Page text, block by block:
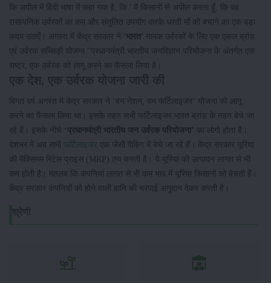
कि अपील में हिंदी भाषा में कहा गया है, कि ' मैं किसानों से अपील करता हूँ, कि वह
रासायनिक उर्वरकों का कम और संतुलित उपयोग करके धरती माँ को बचाने का एक बड़ा
कदम उठाऐं। अगस्त में केंद्र सरकार ने
'भारत' नामक उर्वरकों के लिए एक एकल ब्रांड
एवं उर्वरक सब्सिड़ी योजना "प्रधानमंत्री भारतीय जनविज्ञान परियोजना के अंतर्गत एक
राष्ट्र, एक उर्वरक को लागू करने का फैसला लिया है।
विगत वर्ष अगस्त में केंद्र सरकार ने ‘वन नेशन, वन फर्टिलाइजर’ योजना को लागू
करने का फैसला लिया था। इसके तहत सभी फर्टिलाइजर भारत ब्रांड के तहत बेचे जा
रहे हैं। इसके नीचे
‘प्रधानमंत्री भारतीय जन उर्वरक परियोजना’
का लोगो होता है।
देशभर में अब सभी
फर्टिलाइजर एक जैसी पैकिंग में बेचे जा रहे हैं। केंद्र सरकार यूरिया
की मैक्सिमम रिटेल प्राइस (MRP) तय करती है। ये यूरिया की उत्पादन लागत से भी
कम होती है। मतलब कि कंपनियां लागत से भी कम भाव में यूरिया किसानों को बेचती हैं।
केंद्र सरकार कंपनियों को होने वाली हानि की भरपाई अनुदान देकर करती है।